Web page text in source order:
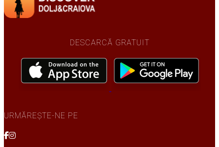
DESCARCĂ GRATUIT
URMĂREȘTE-NE PE